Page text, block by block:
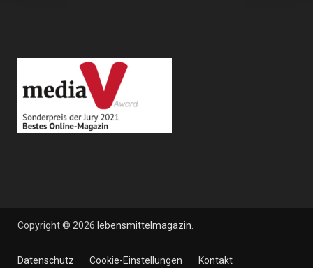
Copyright © 2026 lebensmittelmagazin
Datenschutz Cookie-Einstellungen Kontakt